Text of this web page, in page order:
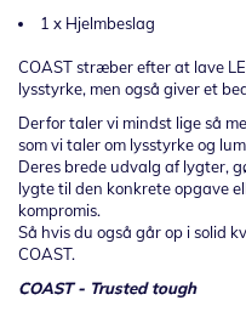
1 x Hjelmbeslag
COAST stræber efter at lave
lysstyrke, men også giver et
Derfor taler vi mindst lige så
som vi taler om lysstyrke og
Deres brede udvalg af lygter,
lygte til den konkrete opgave
kompromis.
Så hvis du også går op i solid
COAST.
COAST - Trusted tough